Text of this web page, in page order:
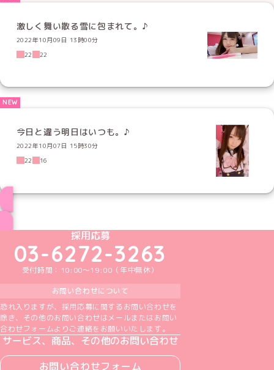
激しく舞い散る雪に包まれて。♪
2022年10月09日 13時00分
22
22
今日と違う明日はいつも。♪
2022年10月07日 15時30分
22
16
めいどりーみんTikTok公式アカウント
めいどりーみんX公式アカウント
めいどりーみんInstagram公式アカウント
めいどりーみんFacebook公式アカウン
めいどりーみんYouTube公式アカ
採用応募
03-6272-3263
受付時間：10:00～19:00（年中無休）
お問い合わせについて
恐れ入りますが、採用応募に関するお問い合わせを
除き、その他のお問い合わせはメールまたはお問い
合わせフォームよりご連絡をお願いいたします。
サービス、商品、その他のお問い合わせ
お問い合わせフォーム